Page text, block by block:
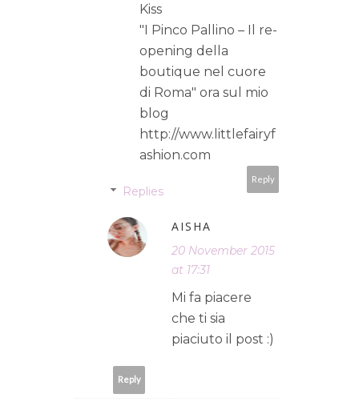
Kiss
"I Pinco Pallino – Il re-
opening della
boutique nel cuore
di Roma" ora sul mio
blog
http://www.littlefairyf
ashion.com
Reply
Replies
AISHA
20 November 2015
at 17:31
Mi fa piacere
che ti sia
piaciuto il post :)
Reply